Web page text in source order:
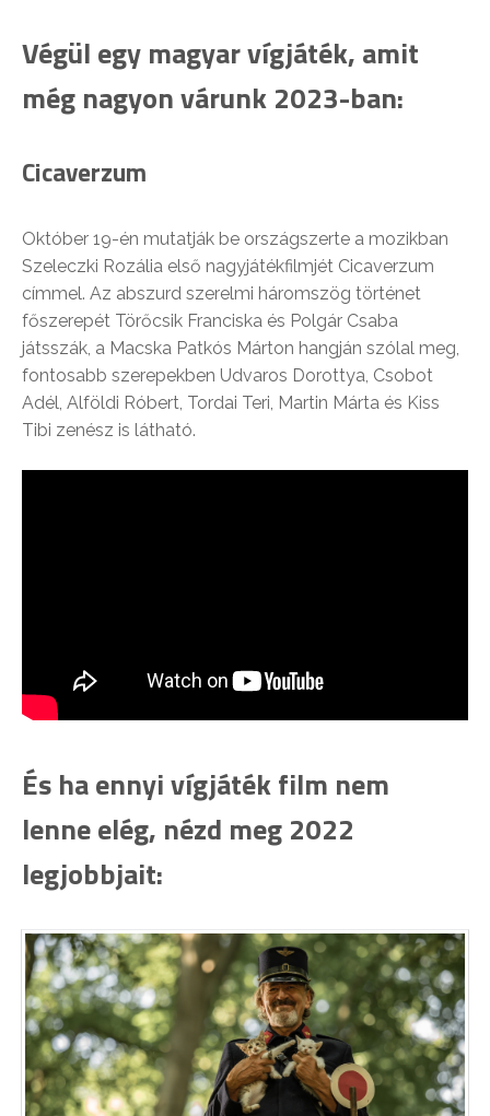
Végül egy magyar vígjáték, amit
még nagyon várunk 2023-ban:
Cicaverzum
Október 19-én mutatják be országszerte a mozikban
Szeleczki Rozália első nagyjátékfilmjét Cicaverzum
címmel. Az abszurd szerelmi háromszög történet
főszerepét Törőcsik Franciska és Polgár Csaba
játsszák, a Macska Patkós Márton hangján szólal meg,
fontosabb szerepekben Udvaros Dorottya, Csobot
Adél, Alföldi Róbert, Tordai Teri, Martin Márta és Kiss
Tibi zenész is látható.
És ha ennyi vígjáték film nem
lenne elég, nézd meg 2022
legjobbjait: